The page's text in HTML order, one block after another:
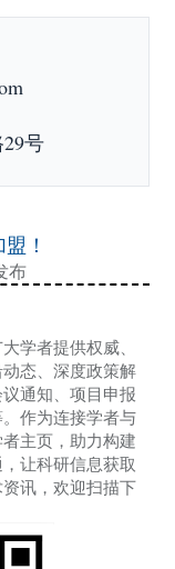
29号
！
布
学者提供权威、
态、深度政策解
通知、项目申报
作为连接学者与
主页，助力构建
让科研信息获取
讯，欢迎扫描下